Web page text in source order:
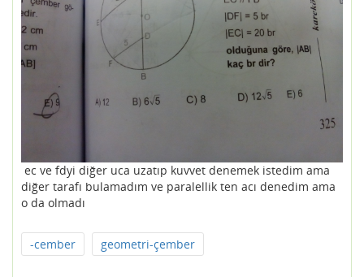
ec ve fdyi diğer uca uzatıp kuvvet denemek istedim ama
diğer tarafı bulamadım ve paralellik ten acı denedim ama
o da olmadı
-cember geometri-çember